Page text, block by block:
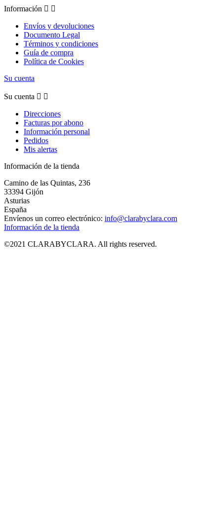
Información  
Envíos y devoluciones
Documento Legal
Términos y condiciones
Guía de compra
Política de Cookies
Su cuenta
Su cuenta  
Direcciones
Facturas por abono
Información personal
Pedidos
Mis alertas
Información de la tienda
Camino de las Quintas, 236
33394 Gijón
Asturias
España
Envíenos un correo electrónico: info@clarabyclara.com
Información de la tienda
©2021 CLARABYCLARA. All rights reserved.